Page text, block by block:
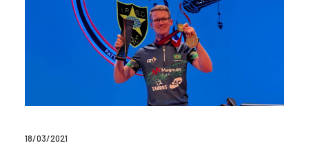
18/03/2021